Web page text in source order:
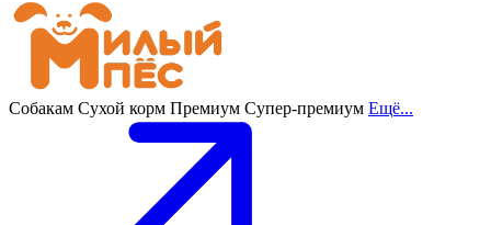
Собакам Сухой корм Премиум Супер-премиум Ещё...